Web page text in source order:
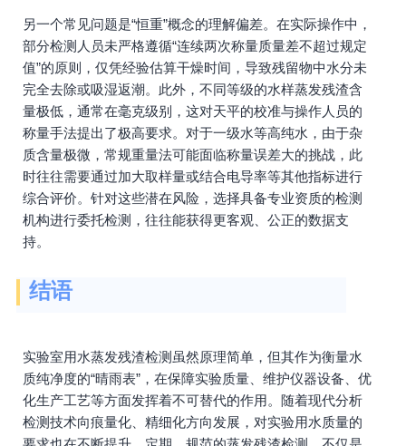
另一个常见问题是“恒重”概念的理解偏差。在实际操作中，
部分检测人员未严格遵循“连续两次称量质量差不超过规定
值”的原则，仅凭经验估算干燥时间，导致残留物中水分未
完全去除或吸湿返潮。此外，不同等级的水样蒸发残渣含
量极低，通常在毫克级别，这对天平的校准与操作人员的
称量手法提出了极高要求。对于一级水等高纯水，由于杂
质含量极微，常规重量法可能面临称量误差大的挑战，此
时往往需要通过加大取样量或结合电导率等其他指标进行
综合评价。针对这些潜在风险，选择具备专业资质的检测
机构进行委托检测，往往能获得更客观、公正的数据支
持。
结语
实验室用水蒸发残渣检测虽然原理简单，但其作为衡量水
质纯净度的“晴雨表”，在保障实验质量、维护仪器设备、优
化生产工艺等方面发挥着不可替代的作用。随着现代分析
检测技术向痕量化、精细化方向发展，对实验用水质量的